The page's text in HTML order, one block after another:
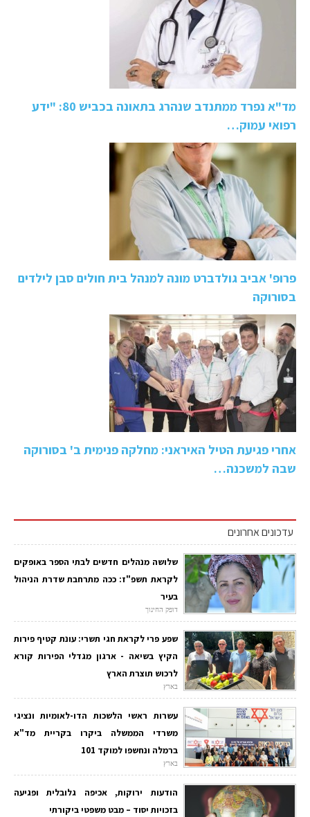
מד"א נפרד ממתנדב שנהרג בתאונה בכביש 80: "ידע
רפואי עמוק…
פרופ' אביב גולדברט מונה למנהל בית חולים סבן לילדים
בסורוקה
אחרי פגיעת הטיל האיראני: מחלקה פנימית ב' בסורוקה
שבה למשכנה…
עדכונים אחרונים
שלושה מנהלים חדשים לבתי הספר באופקים
לקראת תשפ"ז: ככה מתרחבת שדרת הניהול
בעיר
דופק החינוך
שפע פרי לקראת חגי תשרי: עונת קטיף פירות
הקיץ בשיאה - ארגון מגדלי הפירות קורא
לרכוש תוצרת הארץ
בארץ
עשרות ראשי הלשכות הדו-לאומיות ונציגי
משרדי הממשלה ביקרו בקריית מד"א
ברמלה ונחשפו למוקד 101
בארץ
הודעות ירוקות, אכיפה גלובלית ופגיעה
בזכויות יסוד – מבט משפטי ביקורתי